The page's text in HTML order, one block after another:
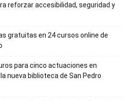
reforzar accesibilidad, seguridad y
gratuitas en 24 cursos online de
para cinco actuaciones en
nueva biblioteca de San Pedro